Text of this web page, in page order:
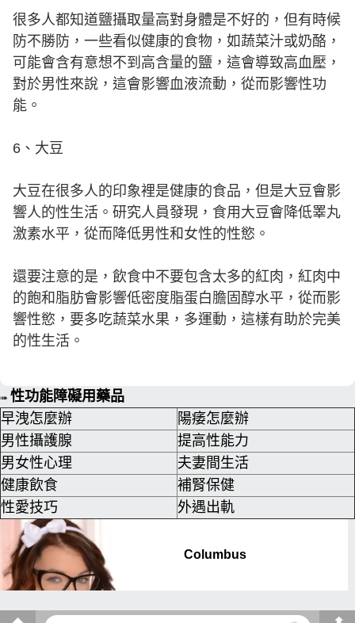
很多人都知道鹽攝取量高對身體是不好的，但有時候
防不勝防，一些看似健康的食物，如蔬菜汁或奶酪，
可能會含有意想不到高含量的鹽，這會導致高血壓，
對於男性來說，這會影響血液流動，從而影響性功
能。
6、大豆
大豆在很多人的印象裡是健康的食品，但是大豆會影
響人的性生活。研究人員發現，食用大豆會降低睪丸
激素水平，從而降低男性和女性的性慾。
還要注意的是，飲食中不要包含太多的紅肉，紅肉中
的飽和脂肪會影響低密度脂蛋白膽固醇水平，從而影
響性慾，要多吃蔬菜水果，多運動，這樣有助於完美
的性生活。
➠ 性功能障礙用藥品
早洩怎麼辦
陽痿怎麼辦
男性攝護腺
提高性能力
男女性心理
夫妻間生活
健康飲食
補腎保健
性愛技巧
外遇出軌